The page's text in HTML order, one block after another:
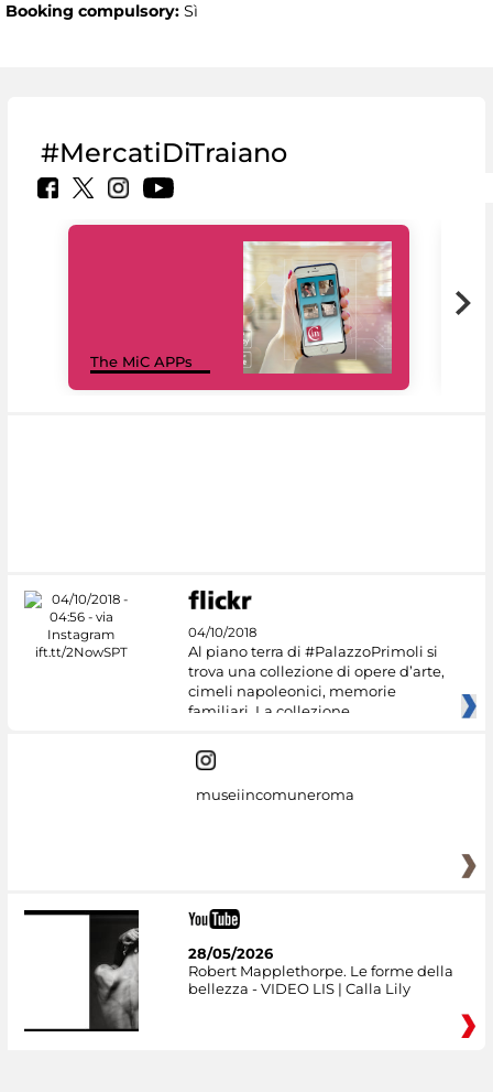
Booking compulsory: Sì
#MercatiDiTraiano
The MiC APPs
04/10/2018
Al piano terra di #PalazzoPrimoli si
trova una collezione di opere d’arte,
cimeli napoleonici, memorie
familiari. La collezione
museiincomuneroma
28/05/2026
Robert Mapplethorpe. Le forme della
bellezza - VIDEO LIS | Calla Lily